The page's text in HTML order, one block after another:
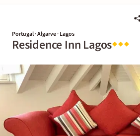
Portugal · Algarve · Lagos
Residence Inn Lagos